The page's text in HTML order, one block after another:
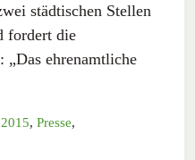
städtischen Stellen
fordert die
„Das ehrenamtliche
, Presse,